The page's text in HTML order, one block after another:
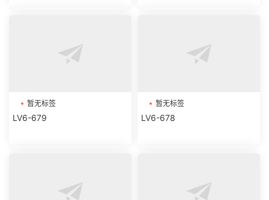
暂无标签
LV6-679
暂无标签
LV6-678